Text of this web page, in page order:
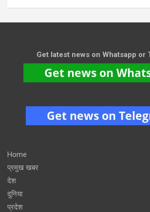
Get latest news on Whatsapp or
Home
प्रमुख खबर
देश
दुनिया
प्रदेश